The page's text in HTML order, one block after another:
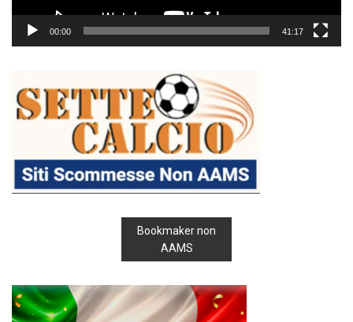
00:00 41:17
Bookmaker non
AAMS